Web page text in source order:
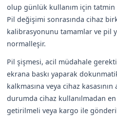
olup günlük kullanım için
Pil değişimi sonrasında cihaz
kalibrasyonunu tamamlar ve pil
normalleşir.
Pil şişmesi, acil müdahale
ekrana baskı yaparak
kalkmasına veya cihaz
durumda cihaz kullanılmadan en
getirilmeli veya kargo ile